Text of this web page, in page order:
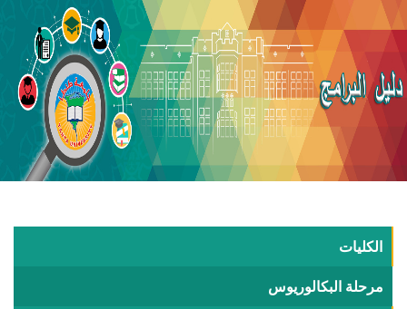
الكليات
مرحلة البكالوريوس